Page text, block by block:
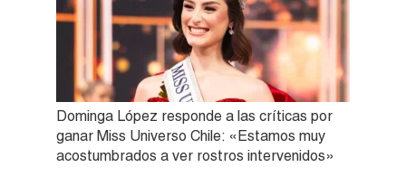
Dominga López responde a las críticas por
ganar Miss Universo Chile: «Estamos muy
acostumbrados a ver rostros intervenidos»